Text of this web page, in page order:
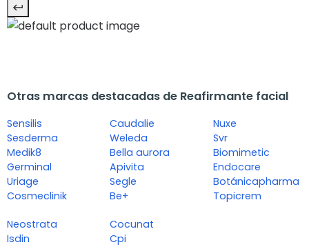
Otras marcas destacadas de Reafirmante facial
Sensilis
Sesderma
Medik8
Germinal
Uriage
Cosmeclinik
Caudalie
Weleda
Bella aurora
Apivita
Segle
Be+
Nuxe
Svr
Biomimetic
Endocare
Botánicapharma
Topicrem
Neostrata
Isdin
Cocunat
Cpi